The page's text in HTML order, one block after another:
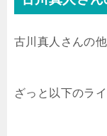
古川真人さんの
ざっと以下のラ